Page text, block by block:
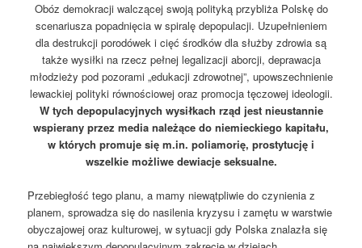
Obóz demokracji walczącej swoją polityką przybliża Polskę do
scenariusza popadnięcia w spiralę depopulacji. Uzupełnieniem
dla destrukcji porodówek i cięć środków dla służby zdrowia są
także wysiłki na rzecz pełnej legalizacji aborcji, deprawacja
młodzieży pod pozorami „edukacji zdrowotnej”, upowszechnienie
lewackiej polityki równościowej oraz promocja tęczowej ideologii.
W tych depopulacyjnych wysiłkach rząd jest nieustannie
wspierany przez media należące do niemieckiego kapitału,
w których promuje się m.in. poliamorię, prostytucję i
wszelkie możliwe dewiacje seksualne.
Przebiegłość tego planu, a mamy niewątpliwie do czynienia z
planem, sprowadza się do nasilenia kryzysu i zamętu w warstwie
obyczajowej oraz kulturowej, w sytuacji gdy Polska znalazła się